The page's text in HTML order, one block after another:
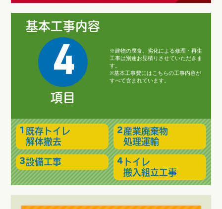
基本工事内容
4
項目
※建物の腐食、劣化による修理・再生
工事は別途お見積りさせていただきま
す。
※基本工事費にはこちらの工事内容が
すべて含まれています。
既存トイレ
解体撤去
産業廃棄物
処理運輸
設備工事
トイレ
搬入組立工事